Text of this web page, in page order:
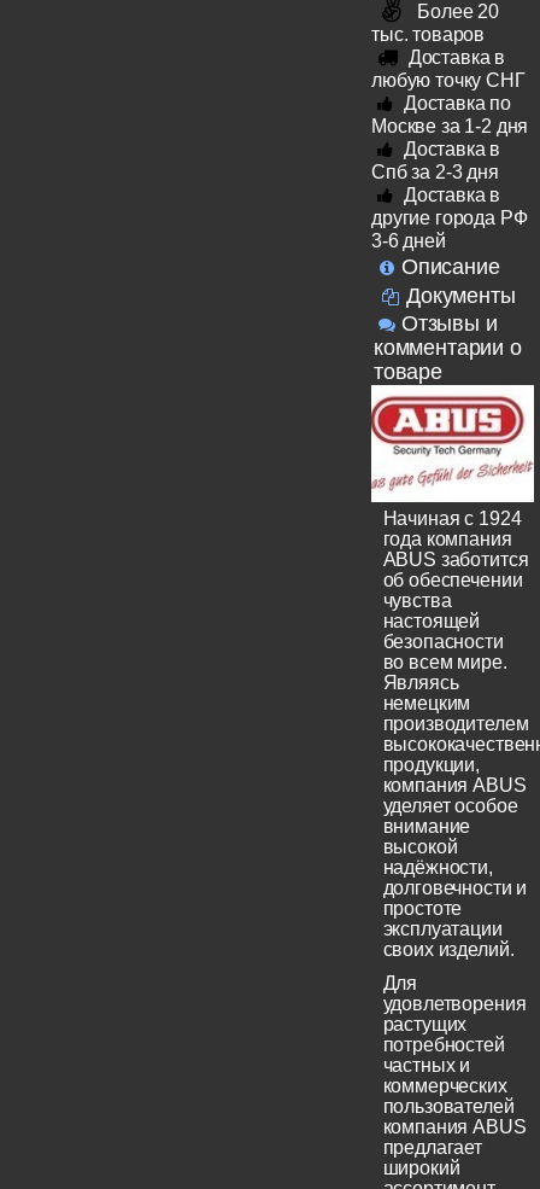
Более 20
тыс. товаров
Доставка в
любую точку СНГ
Доставка по
Москве за 1-2 дня
Доставка в
Спб за 2-3 дня
Доставка в
другие города РФ
3-6 дней
Описание
Документы
Отзывы и
комментарии о
товаре
Начиная с 1924
года компания
ABUS заботится
об обеспечении
чувства
настоящей
безопасности
во всем мире.
Являясь
немецким
производителем
продукции,
компания ABUS
уделяет особое
внимание
высокой
надёжности,
долговечности и
простоте
эксплуатации
своих изделий.
Для
удовлетворения
растущих
потребностей
частных и
коммерческих
пользователей
компания ABUS
предлагает
широкий